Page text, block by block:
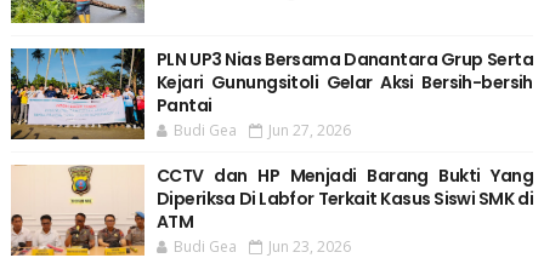
PLN UP3 Nias Bersama Danantara Grup Serta
Kejari Gunungsitoli Gelar Aksi Bersih-bersih
Pantai
Budi Gea Jun 27, 2026
CCTV dan HP Menjadi Barang Bukti Yang
Diperiksa Di Labfor Terkait Kasus Siswi SMK di
ATM
Budi Gea Jun 23, 2026